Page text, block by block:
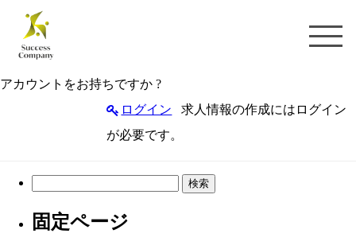
アカウントをお持ちですか ?
ログイン
求人情報の作成にはログイン
が必要です。
固定ページ